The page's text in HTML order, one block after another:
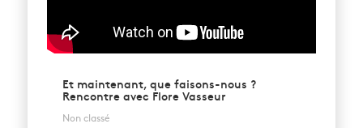
Et maintenant, que faisons-nous ?
Rencontre avec Flore Vasseur
Non classé